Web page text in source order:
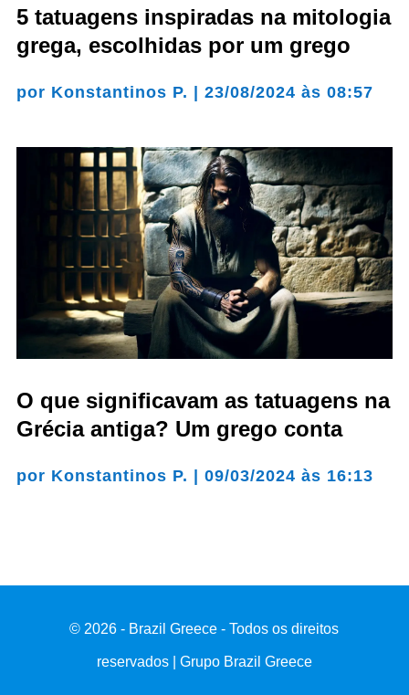
5 tatuagens inspiradas na mitologia
grega, escolhidas por um grego
por Konstantinos P. | 23/08/2024 às 08:57
O que significavam as tatuagens na
Grécia antiga? Um grego conta
por Konstantinos P. | 09/03/2024 às 16:13
© 2026 - Brazil Greece - Todos os direitos
reservados | Grupo Brazil Greece